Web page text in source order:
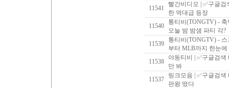
11541
빨간비디오 | ✅구글
한 역대급 등장
11540
통티비(TONGTV) -
오늘 밤 밤샘 파티 각?
11539
통티비(TONGTV) -
부터 MLB까지 한눈에
11538
야동티비 | ✅구글검
만 봐
11537
링크모음 | ✅구글검
판왕 떴다